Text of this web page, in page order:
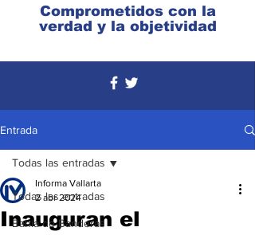
Comprometidos con la
verdad y la objetividad
Entrada
Todas las entradas
Bahía de Banderas
Todas las entradas
Inauguran el
Informa Vallarta
2 abr 2024